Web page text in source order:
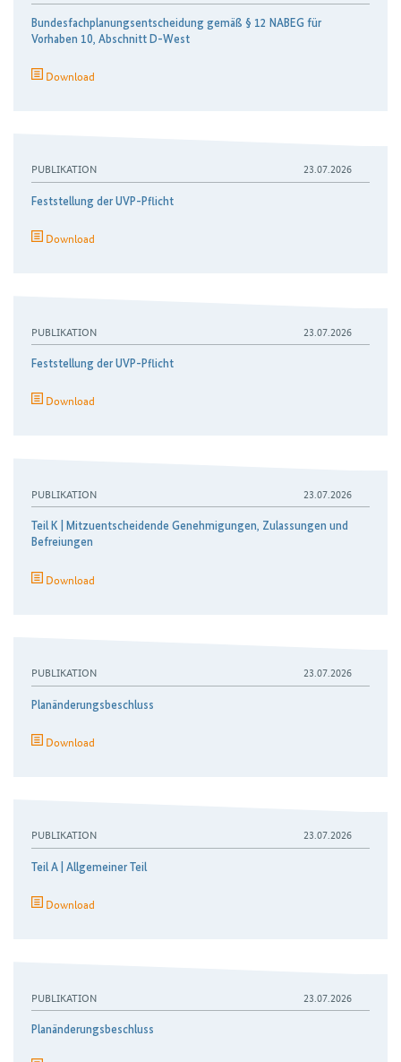
Bundesfachplanungs­entscheidung gemäß § 12 NABEG für
Vorhaben 10, Abschnitt D-West
Download
PUBLIKATION 23.07.2026
Feststellung der UVP-Pflicht
Download
PUBLIKATION 23.07.2026
Feststellung der UVP-Pflicht
Download
PUBLIKATION 23.07.2026
Teil K | Mitzuentscheidende Genehmigungen, Zulassungen und
Befreiungen
Download
PUBLIKATION 23.07.2026
Planänderungsbeschluss
Download
PUBLIKATION 23.07.2026
Teil A | Allgemeiner Teil
Download
PUBLIKATION 23.07.2026
Planänderungsbeschluss